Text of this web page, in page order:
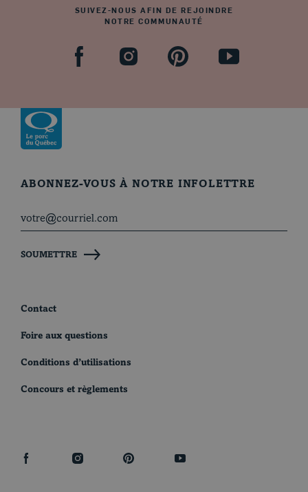
SUIVEZ-NOUS AFIN DE REJOINDRE
NOTRE COMMUNAUTÉ
Facebook Instagram Pinterest Youtube
Revenir à la page d’accueil
facebook instagram pinterest youtube
Contact
Foire aux questions
Conditions d’utilisations
Concours et règlements
ABONNEZ-VOUS À NOTRE INFOLETTRE
SOUMETTRE